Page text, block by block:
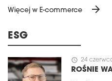
Więcej w E-commerce arrow_forward
ESG
schedule 24
ROŚNIE